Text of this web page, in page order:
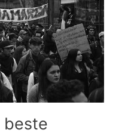
beste